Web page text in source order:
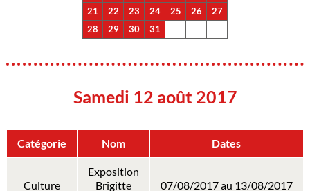
21
22 23 24 25 26
27
28
29 30 31
Samedi 12 août 2017
Catégorie Nom Dates
Culture
Exposition
Brigitte
07/08/2017 au 13/08/2017